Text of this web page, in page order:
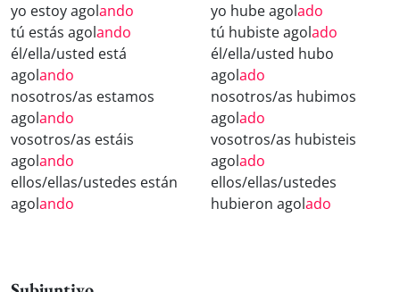
yo estoy agolando
tú estás agolando
él/ella/usted está
agolando
nosotros/as estamos
agolando
vosotros/as estáis
agolando
ellos/ellas/ustedes están
agolando
yo hube agolado
tú hubiste agolado
él/ella/usted hubo
agolado
nosotros/as hubimos
agolado
vosotros/as hubisteis
agolado
ellos/ellas/ustedes
hubieron agolado